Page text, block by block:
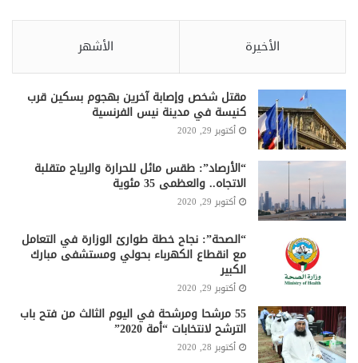
الأخيرة الأشهر
مقتل شخص وإصابة آخرين بهجوم بسكين قرب
كنيسة في مدينة نيس الفرنسية
أكتوبر 29, 2020
“الأرصاد”: طقس مائل للحرارة والرياح متقلبة
الاتجاه.. والعظمى 35 مئوية
أكتوبر 29, 2020
“الصحة”: نجاح خطة طوارئ الوزارة في التعامل
مع انقطاع الكهرباء بحولي ومستشفى مبارك
الكبير
أكتوبر 29, 2020
55 مرشحا ومرشحة في اليوم الثالث من فتح باب
الترشح لانتخابات “أمة 2020”
أكتوبر 28, 2020